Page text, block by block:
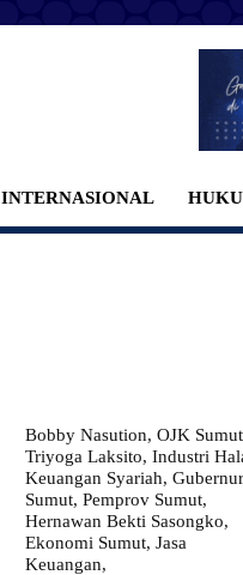
INTERNASIONAL
Bobby Nasution, OJK
Triyoga Laksito, Industri
Keuangan Syariah, Gubernur
Sumut, Pemprov Sumut,
Hernawan Bekti Sasongko,
Ekonomi Sumut, Jasa
Keuangan,